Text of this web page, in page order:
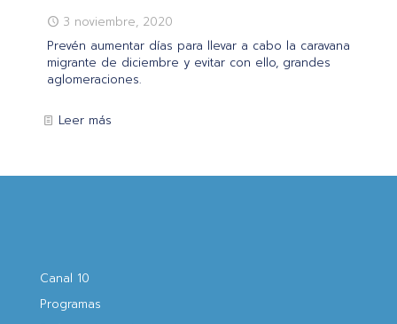
3 noviembre, 2020
Prevén aumentar días para llevar a cabo la caravana
migrante de diciembre y evitar con ello, grandes
aglomeraciones.
Leer más
Canal 10
Programas